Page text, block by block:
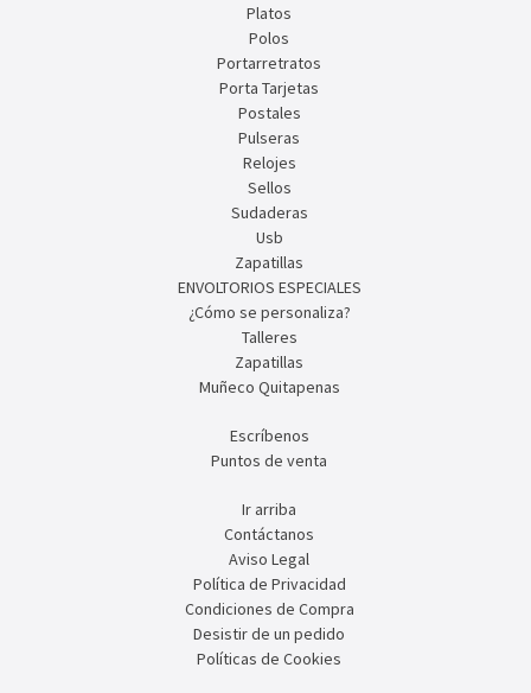
Platos
Polos
Portarretratos
Porta Tarjetas
Postales
Pulseras
Relojes
Sellos
Sudaderas
Usb
Zapatillas
ENVOLTORIOS ESPECIALES
¿Cómo se personaliza?
Talleres
Zapatillas
Muñeco Quitapenas
Escríbenos
Puntos de venta
Ir arriba
Contáctanos
Aviso Legal
Política de Privacidad
Condiciones de Compra
Desistir de un pedido
Políticas de Cookies